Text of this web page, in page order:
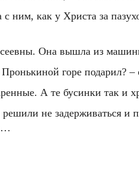
с ним, как у Христа за
Она вышла из
горе подарил? –
А те бусинки так и
не задерживаться и